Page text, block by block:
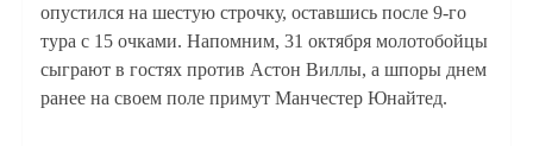
опустился на шестую строчку, оставшись после 9-го
тура с 15 очками. Напомним, 31 октября молотобойцы
сыграют в гостях против Астон Виллы, а шпоры днем
ранее на своем поле примут Манчестер Юнайтед.